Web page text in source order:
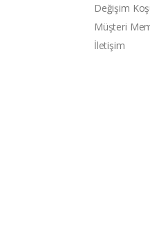
Değişim
Müşteri
İletişim